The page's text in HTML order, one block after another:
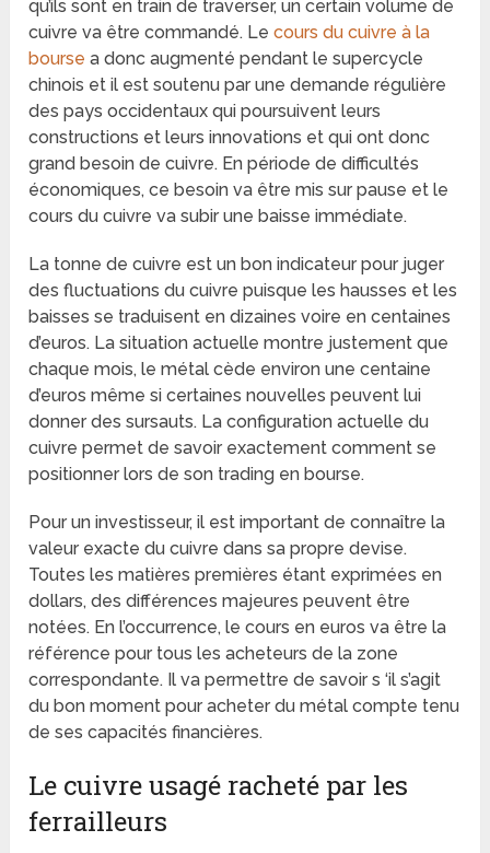
qu’ils sont en train de traverser, un certain volume de
cuivre va être commandé. Lecours du cuivre à la
bourse a donc augmenté pendant le supercycle
chinois et il est soutenu par une demande régulière
des pays occidentaux qui poursuivent leurs
constructions et leurs innovations et qui ont donc
grand besoin de cuivre. En période de difficultés
économiques, ce besoin va être mis sur pause et le
cours du cuivre va subir une baisse immédiate.
La tonne de cuivre est un bon indicateur pour juger
des fluctuations du cuivre puisque les hausses et les
baisses se traduisent en dizaines voire en centaines
d’euros. La situation actuelle montre justement que
chaque mois, le métal cède environ une centaine
d’euros même si certaines nouvelles peuvent lui
donner des sursauts. La configuration actuelle du
cuivre permet de savoir exactement comment se
positionner lors de son trading en bourse.
Pour un investisseur, il est important de connaître la
valeur exacte du cuivre dans sa propre devise.
Toutes les matières premières étant exprimées en
dollars, des différences majeures peuvent être
notées. En l’occurrence, le cours en euros va être la
référence pour tous les acheteurs de la zone
correspondante. Il va permettre de savoir s ‘il s’agit
du bon moment pour acheter du métal compte tenu
de ses capacités financières.
Le cuivre usagé racheté par les
ferrailleurs